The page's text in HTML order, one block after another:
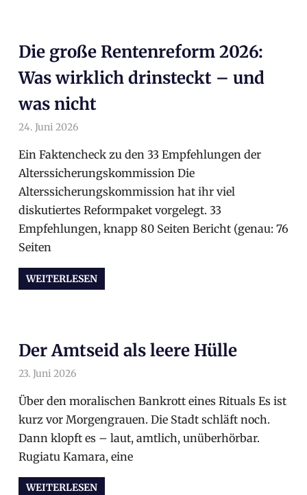
Die große Rentenreform 2026:
Was wirklich drinsteckt – und
was nicht
24. Juni 2026
Ein Faktencheck zu den 33 Empfehlungen der
Alterssicherungskommission Die
Alterssicherungskommission hat ihr viel
diskutiertes Reformpaket vorgelegt. 33
Empfehlungen, knapp 80 Seiten Bericht (genau: 76
Seiten
WEITERLESEN
Der Amtseid als leere Hülle
23. Juni 2026
Über den moralischen Bankrott eines Rituals Es ist
kurz vor Morgengrauen. Die Stadt schläft noch.
Dann klopft es – laut, amtlich, unüberhörbar.
Rugiatu Kamara, eine
WEITERLESEN